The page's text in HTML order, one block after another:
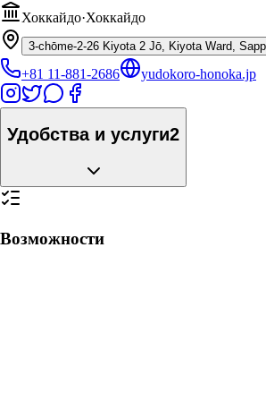
Хоккайдо·Хоккайдо
3-chōme-2-26 Kiyota 2 Jō, Kiyota Ward,
+81 11-881-2686 yudokoro-honoka.jp
Удобства и услуги2
Возможности